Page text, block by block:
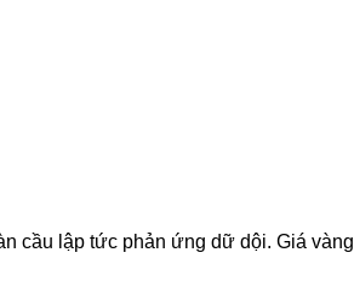
cầu lập tức phản ứng dữ dội. Giá vàng